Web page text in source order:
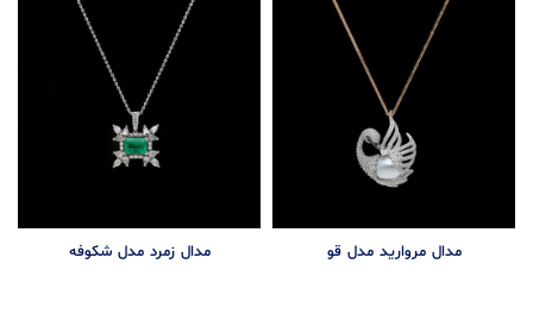
مدال مروارید مدل قو مدال زمرد مدل شکوفه